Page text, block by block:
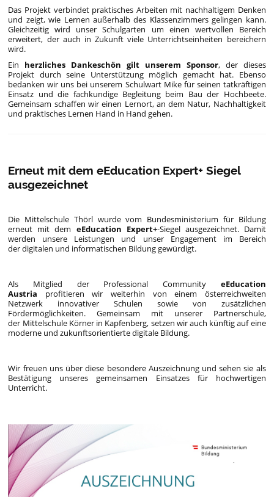
Das Projekt verbindet praktisches Arbeiten mit nachhaltigem Denken
und zeigt, wie Lernen außerhalb des Klassenzimmers gelingen kann.
Gleichzeitig wird unser Schulgarten um einen wertvollen Bereich
erweitert, der auch in Zukunft viele Unterrichtseinheiten bereichern
wird.
Ein
herzliches Dankeschön gilt unserem Sponsor, der dieses
Projekt durch seine Unterstützung möglich gemacht hat. Ebenso
bedanken wir uns bei unserem Schulwart Mike für seinen tatkräftigen
Einsatz und die fachkundige Begleitung beim Bau der Hochbeete.
Gemeinsam schaffen wir einen Lernort, an dem Natur, Nachhaltigkeit
und praktisches Lernen Hand in Hand gehen.
Erneut mit dem eEducation Expert+ Siegel
ausgezeichnet
Die Mittelschule Thörl wurde vom Bundesministerium für Bildung
erneut mit dem eEducation Expert+-Siegel ausgezeichnet. Damit
werden unsere Leistungen und unser Engagement im Bereich
der digitalen und informatischen Bildung gewürdigt.
Als Mitglied der Professional Community
eEducation
Austria
profitieren wir weiterhin von einem österreichweiten
Netzwerk innovativer Schulen sowie von zusätzlichen
Fördermöglichkeiten. Gemeinsam mit unserer Partnerschule,
der Mittelschule Körner in Kapfenberg, setzen wir auch künftig auf eine
moderne und zukunftsorientierte digitale Bildung.
Wir freuen uns über diese besondere Auszeichnung und sehen sie als
Bestätigung unseres gemeinsamen Einsatzes für hochwertigen
Unterricht.